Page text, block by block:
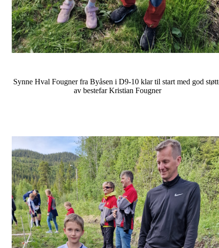
Synne Hval Fougner fra Byåsen i D9-10 klar til start med god
av bestefar Kristian Fougner